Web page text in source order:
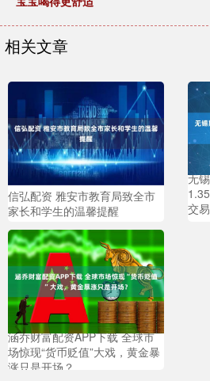
相关文章
信弘配资 雅安市教育局致全市
家长和学生的温馨提醒
无
交
涵乔财富配资APP下载 全球市
场惊现“货币贬值”大戏，黄金暴
涨只是开场？